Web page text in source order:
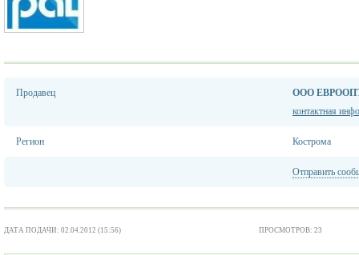
Продавец
ООО
контактная
Регион Кострома
Отправить
ДАТА ПОДАЧИ: 02.04.2012 (15:56) ПРОСМОТРОВ: 23